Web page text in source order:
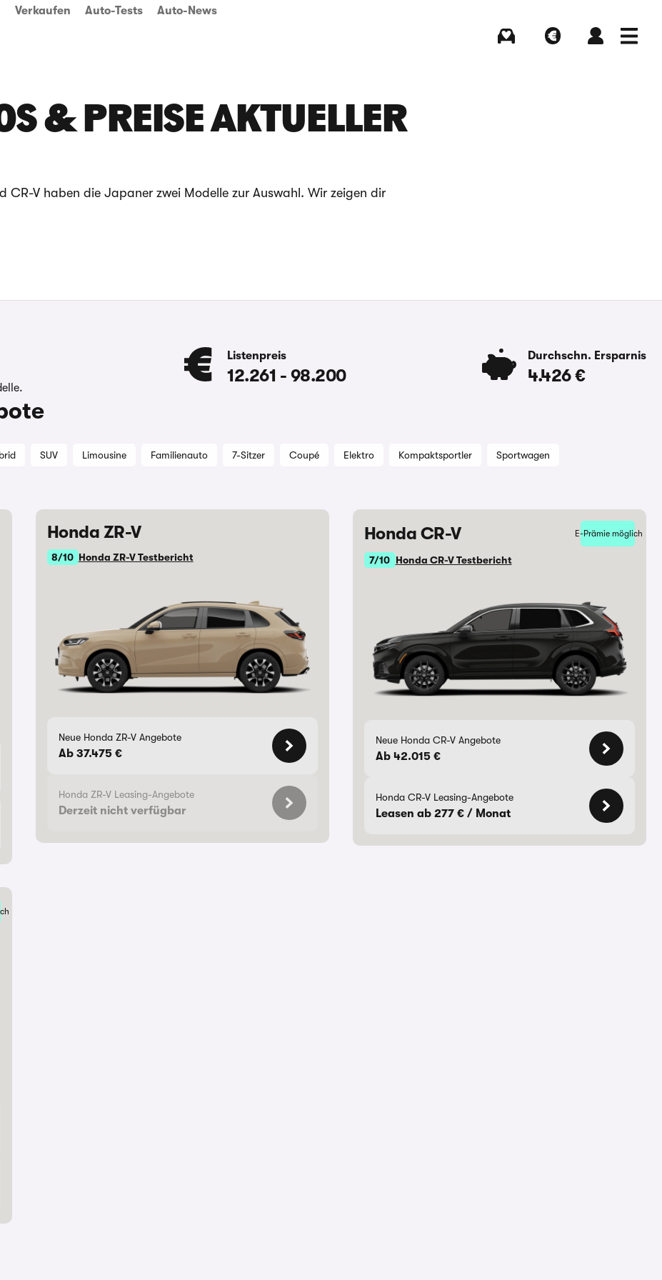
Verkaufen Auto-Tests Auto-News
& PREISE AKTUELLER
CR-V haben die Japaner zwei Modelle zur Auswahl. Wir zeigen dir
Listenpreis
12.261 - 98.200
Durchschn. Ersparnis
4.426 €
SUV Limousine Familienauto 7-Sitzer Coupé Elektro Kompaktsportler Sportwagen
Honda ZR-V
8/10 Honda ZR-V Testbericht
Neue Honda ZR-V Angebote
Ab 37.475 €
Honda ZR-V Leasing-Angebote
Derzeit nicht verfügbar
Honda CR-V E-Prämie möglich
7/10 Honda CR-V Testbericht
Neue Honda CR-V Angebote
Ab 42.015 €
Honda CR-V Leasing-Angebote
Leasen ab 277 € / Monat